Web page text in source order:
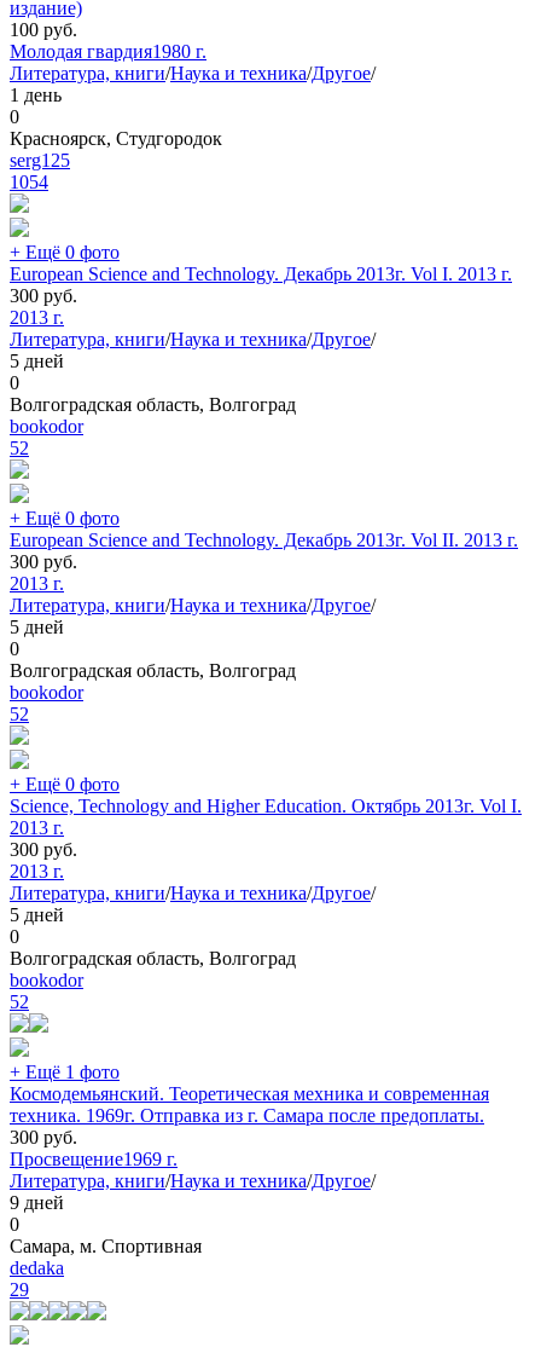
издание)
100 руб.
Молодая гвардия1980 г.
Литература, книги/Наука и техника/Другое/
1 день
0
Красноярск, Студгородок
serg125
1054
+ Ещё 0 фото
European Science and Technology. Декабрь 2013г. Vol I. 2013 г.
300 руб.
2013 г.
Литература, книги/Наука и техника/Другое/
5 дней
0
Волгоградская область, Волгоград
bookodor
52
+ Ещё 0 фото
European Science and Technology. Декабрь 2013г. Vol II. 2013 г.
300 руб.
2013 г.
Литература, книги/Наука и техника/Другое/
5 дней
0
Волгоградская область, Волгоград
bookodor
52
+ Ещё 0 фото
Science, Technology and Higher Education. Октябрь 2013г. Vol I.
2013 г.
300 руб.
2013 г.
Литература, книги/Наука и техника/Другое/
5 дней
0
Волгоградская область, Волгоград
bookodor
52
+ Ещё 1 фото
Космодемьянский. Теоретическая мехника и современная
техника. 1969г. Отправка из г. Самара после предоплаты.
300 руб.
Просвещение1969 г.
Литература, книги/Наука и техника/Другое/
9 дней
0
Самара, м. Спортивная
dedaka
29